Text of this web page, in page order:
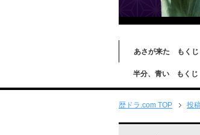
あさが来た もくじ
半分、青い もくじ
歴ドラ.com TOP 投